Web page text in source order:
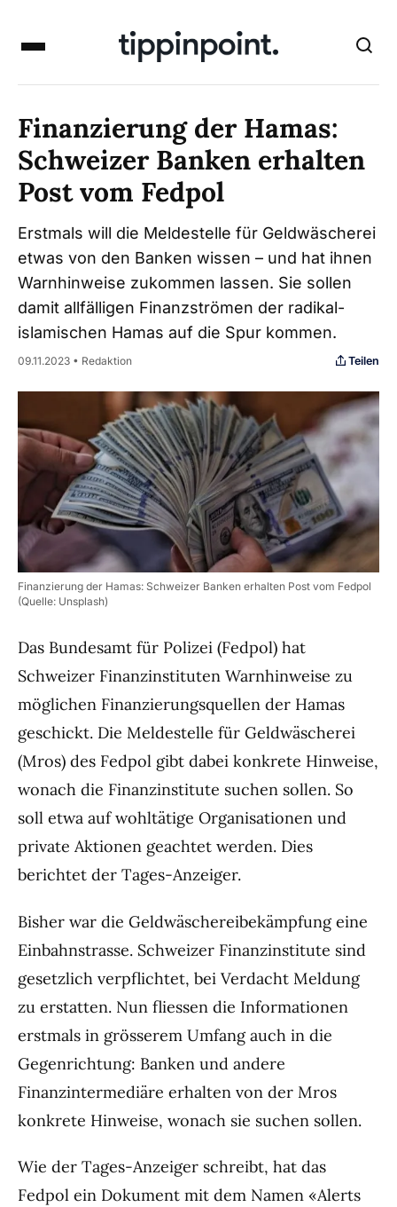
Finanzierung der Hamas:
Schweizer Banken erhalten
Post vom Fedpol
Erstmals will die Meldestelle für Geldwäscherei
etwas von den Banken wissen – und hat ihnen
Warnhinweise zukommen lassen. Sie sollen
damit allfälligen Finanzströmen der radikal-
islamischen Hamas auf die Spur kommen.
09.11.2023 • Redaktion Teilen
Finanzierung der Hamas: Schweizer Banken erhalten Post vom Fedpol
(Quelle: Unsplash)
Das Bundesamt für Polizei (Fedpol) hat
Schweizer Finanzinstituten Warnhinweise zu
möglichen Finanzierungsquellen der Hamas
geschickt. Die Meldestelle für Geldwäscherei
(Mros) des Fedpol gibt dabei konkrete Hinweise,
wonach die Finanzinstitute suchen sollen. So
soll etwa auf wohltätige Organisationen und
private Aktionen geachtet werden. Dies
berichtet der Tages-Anzeiger.
Bisher war die Geldwäschereibekämpfung eine
Einbahnstrasse. Schweizer Finanzinstitute sind
gesetzlich verpflichtet, bei Verdacht Meldung
zu erstatten. Nun fliessen die Informationen
erstmals in grösserem Umfang auch in die
Gegenrichtung: Banken und andere
Finanzintermediäre erhalten von der Mros
konkrete Hinweise, wonach sie suchen sollen.
Wie der Tages-Anzeiger schreibt, hat das
Fedpol ein Dokument mit dem Namen «Alerts